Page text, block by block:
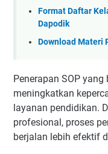
Format Daftar
Dapodik
Download Materi
Penerapan SOP
meningkatkan
layanan pendidikan.
profesional, proses
berjalan lebih efektif